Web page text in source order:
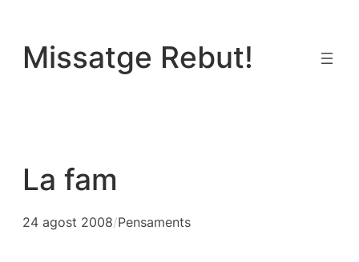
contingut
Missatge Rebut!
La fam
24 agost 2008/Pensaments